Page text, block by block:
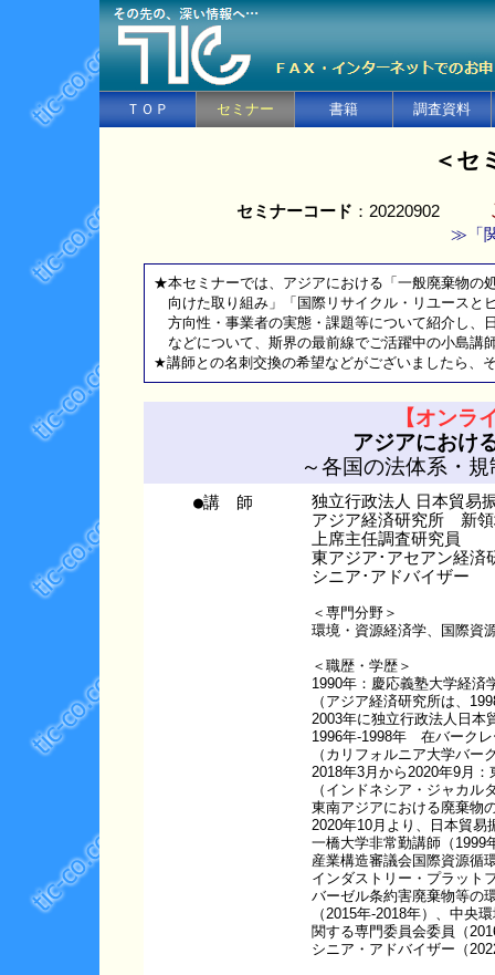
ＴＯＰ セミナー 書籍 調査資料
＜セ
セミナーコード ：20220902
≫「
★本セミナーでは、アジアにおける「一般廃棄物の
向けた取り組み」「国際リサイクル・リユースと
方向性・事業者の実態・課題等について紹介し、
などについて、斯界の最前線でご活躍中の小島講
★講師との名刺交換の希望などがございましたら、
【オンラ
アジアにおけ
～各国の法体系・
●講 師
独立行政法人 日本貿易
アジア経済研究所 新領
上席主任調査研究員
東アジア･アセアン経済
シニア･アドバイザー
＜専門分野＞
環境・資源経済学、国際資
＜職歴・学歴＞
1990年：慶応義塾大学経済
（アジア経済研究所は、
2003年に独立行政法人日本
1996年-1998年 在バーク
（カリフォルニア大学バ
2018年3月から2020年9月
（インドネシア・ジャカル
東南アジアにおける廃棄物
2020年10月より、日本貿易
一橋大学非常勤講師（1999
産業構造審議会国際資源循
インダストリー・プラット
バーゼル条約害廃棄物等の
（2015年‐2018年）、中央
関する専門委員会委員（
シニア・アドバイザー（